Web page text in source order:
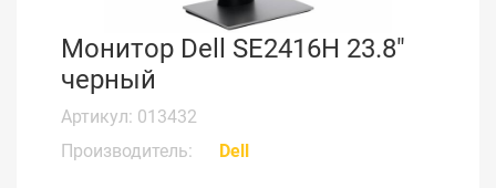
Монитор Dell SE2416H 23.8"
черный
Артикул: 013432
Производитель:
Dell